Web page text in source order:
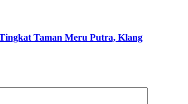
Taman Meru Putra, Klang